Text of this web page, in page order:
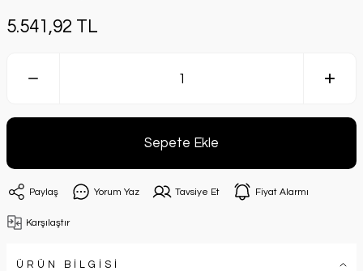
5.541,92 TL
Sepete Ekle
Paylaş Yorum Yaz Tavsiye Et Fiyat Alarmı
Karşılaştır
ÜRÜN BİLGİSİ